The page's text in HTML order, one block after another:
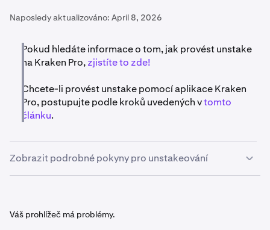
Naposledy aktualizováno: April 8, 2026
Pokud hledáte informace o tom, jak provést unstake
na Kraken Pro,zjistíte to zde!
Chcete-li provést unstake pomocí aplikace Kraken
Pro, postupujte podle kroků uvedených vtomto
článku.
Zobrazit podrobné pokyny pro unstakeování
Získat .
Váš prohlížeč má problémy.